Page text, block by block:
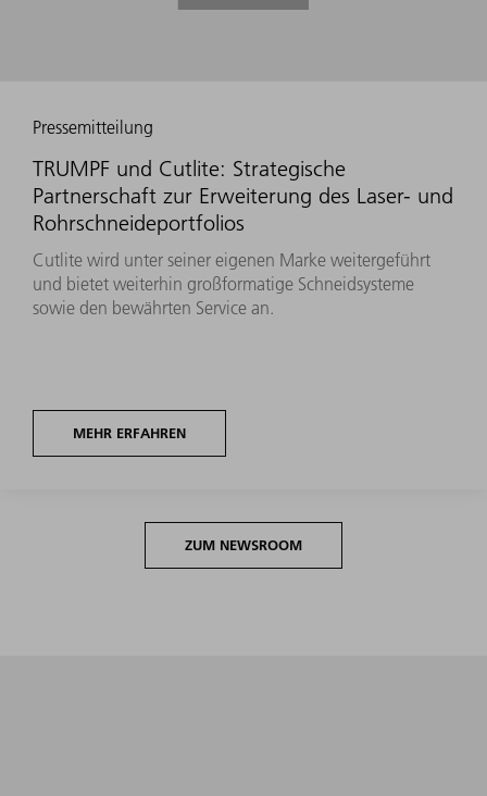
Pressemitteilung
TRUMPF und Cutlite: Strategische
Partnerschaft zur Erweiterung des Laser- und
Rohrschneideportfolios
Cutlite wird unter seiner eigenen Marke weitergeführt
und bietet weiterhin großformatige Schneidsysteme
sowie den bewährten Service an.
MEHR ERFAHREN
ZUM NEWSROOM